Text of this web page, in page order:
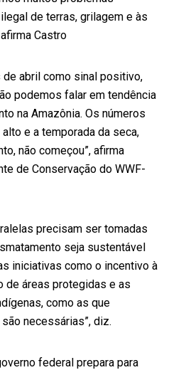
de terras, grilagem e às
Castro
de abril como sinal positivo,
podemos falar em tendência
na Amazônia. Os números
e a temporada da seca,
não começou”, afirma
de Conservação do WWF-
precisam ser tomadas
seja sustentável
iniciativas como o incentivo à
de áreas protegidas e as
como as que
necessárias”, diz.
federal prepara para